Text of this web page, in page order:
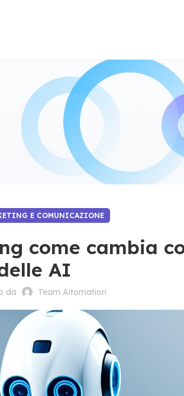
E COMUNICAZIONE
come cambia
AI
da Team Aitomation